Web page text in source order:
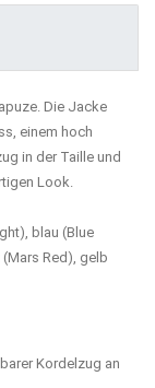
Die Jacke
einem hoch
in der Taille und
Look.
blau (Blue
Red), gelb
Kordelzug an